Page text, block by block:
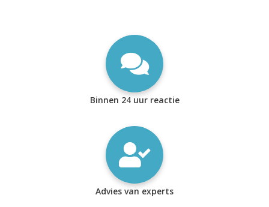
Binnen 24 uur reactie
Advies van experts